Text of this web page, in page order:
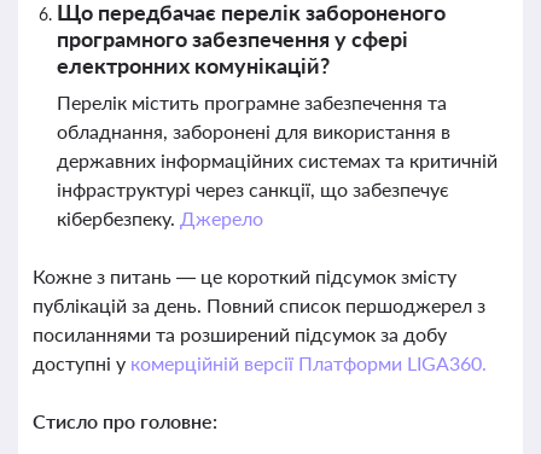
Що передбачає перелік забороненого
програмного забезпечення у сфері
електронних комунікацій?
Перелік містить програмне забезпечення та
обладнання, заборонені для використання в
державних інформаційних системах та критичній
інфраструктурі через санкції, що забезпечує
кібербезпеку. Джерело
Кожне з питань — це короткий підсумок змісту
публікацій за день. Повний список першоджерел з
посиланнями та розширений підсумок за добу
доступні у комерційній версії Платформи LIGA360.
Стисло про головне: